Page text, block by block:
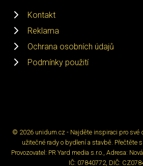
Kontakt
Reklama
Ochrana osobních údajů
Podmínky použití
© 2026 unidum.cz - Najděte inspiraci pro své
užitečné rady o bydlení a stavbě. Přečtěte
Provozovatel: PR Yard media s.r.o., Adresa:
IČ: 07840772, DIČ: